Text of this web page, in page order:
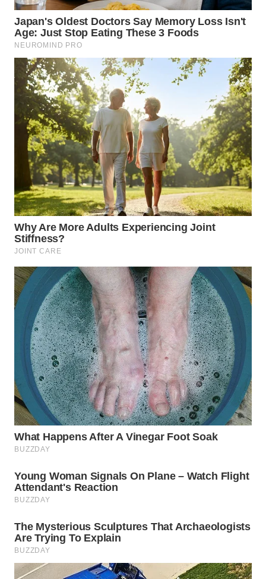
WN
KARO
WN
SIMALUNGUN
WN
LABUHANBATU
WN
TAPANULI
TENGAH
WN DELI
WN
TEBING
TINGGI
WN
PAKPAK
WN
KARAWANG
WN
BEKASI
WN
BOGOR
WN
DEPOK
WN
TAPANULI
UTARA